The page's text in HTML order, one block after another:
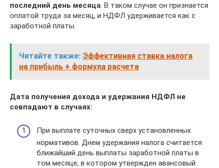
последний день месяца . В таком случае он признается
оплатой труда за месяц, и НДФЛ удерживается как с
заработной платы.
Читайте также: Эффективная ставка налога
на прибыль + формула расчета
Дата получения дохода и удержания НДФЛ не
совпадают в случаях:
При выплате суточных сверх установленных
нормативов. Днем удержания налога считается
ближайший день выплаты заработной платы в
том месяце, в котором утвержден авансовый